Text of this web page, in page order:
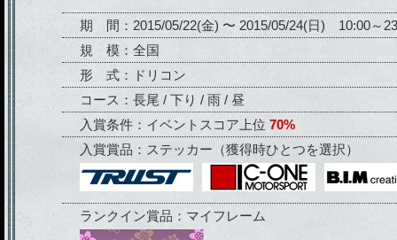
期 間：2015/05/22(金) 〜 2015/05/24(日) 10:00～
規 模：全国
形 式：ドリコン
コース：長尾 / 下り / 雨 / 昼
入賞条件：イベントスコア上位 70%
入賞賞品：ステッカー（獲得時ひとつを選択）
ランクイン賞品：マイフレーム